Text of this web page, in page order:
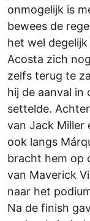
onmogelijk is
bewees de
het wel
Acosta zich
zelfs terug te
hij de aanval in
settelde.
van Jack Miller
ook langs
bracht hem op
van Maverick
naar het
Na de finish